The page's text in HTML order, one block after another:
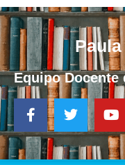
Equipo Docente